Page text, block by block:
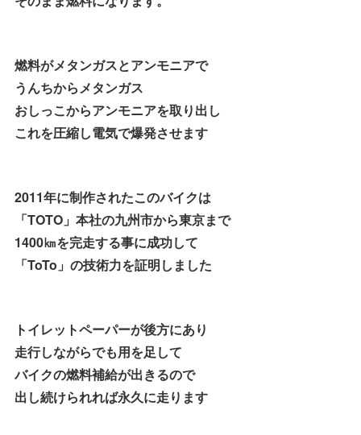
燃料がメタンガスとアンモニアで
うんちからメタンガス
おしっこからアンモニアを取り出し
これを圧縮し電気で爆発させます
2011年に制作されたこのバイクは
「TOTO」本社の九州市から東京まで
1400㎞を完走する事に成功して
「ToTo」の技術力を証明しました
トイレットペーパーが後方にあり
走行しながらでも用を足して
バイクの燃料補給が出きるので
出し続けられれば永久に走ります